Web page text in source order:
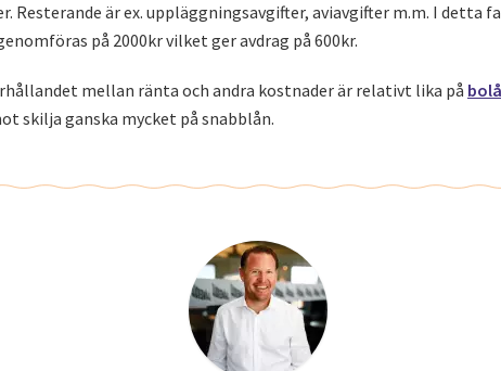
Resterande är ex. uppläggningsavgifter, aviavgifter m.m. I detta
på 2000kr vilket ger avdrag på 600kr.
mellan ränta och andra kostnader är relativt lika på
skilja ganska mycket på snabblån.